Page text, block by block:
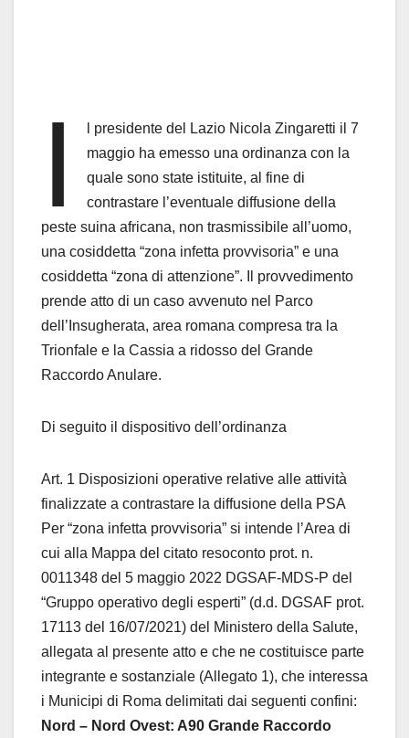
I
l presidente del Lazio Nicola Zingaretti il 7
maggio ha emesso una ordinanza con la
quale sono state istituite, al fine di
contrastare l’eventuale diffusione della
peste suina africana, non trasmissibile all’uomo,
una cosiddetta “zona infetta provvisoria” e una
cosiddetta “zona di attenzione”. Il provvedimento
prende atto di un caso avvenuto nel Parco
dell’Insugherata, area romana compresa tra la
Trionfale e la Cassia a ridosso del Grande
Raccordo Anulare.
Di seguito il dispositivo dell’ordinanza
Art. 1 Disposizioni operative relative alle attività
finalizzate a contrastare la diffusione della PSA
Per “zona infetta provvisoria” si intende l’Area di
cui alla Mappa del citato resoconto prot. n.
0011348 del 5 maggio 2022 DGSAF-MDS-P del
“Gruppo operativo degli esperti” (d.d. DGSAF prot.
17113 del 16/07/2021) del Ministero della Salute,
allegata al presente atto e che ne costituisce parte
integrante e sostanziale (Allegato 1), che interessa
i Municipi di Roma delimitati dai seguenti confini:
Nord – Nord Ovest: A90 Grande Raccordo